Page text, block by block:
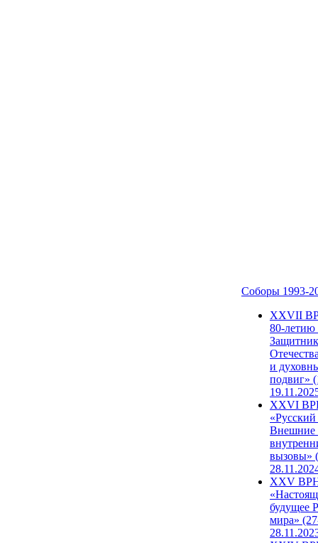
Соборы 1993-
ХХVII
80-
и
подвиг»
XXVI
Внешние
вызовы»
XXV
будущее
мира»